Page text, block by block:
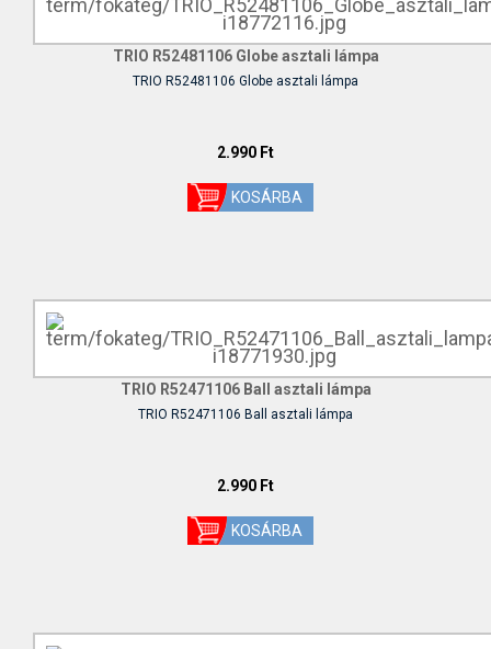
TRIO R52481106 Globe asztali lámpa
TRIO R52481106 Globe asztali lámpa
2.990 Ft
TRIO R52471106 Ball asztali lámpa
TRIO R52471106 Ball asztali lámpa
2.990 Ft